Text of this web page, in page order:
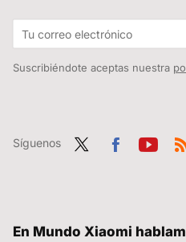
Suscribiéndote aceptas nuestra
Síguenos
En Mundo Xiaomi